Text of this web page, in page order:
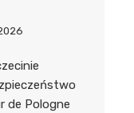
de Pologne